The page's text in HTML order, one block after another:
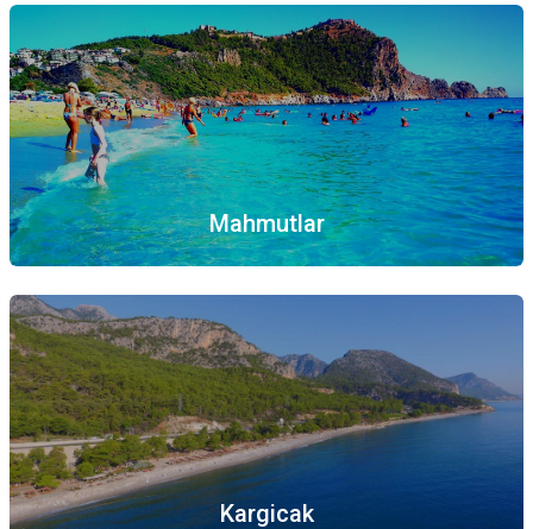
Mahmutlar
Kargicak